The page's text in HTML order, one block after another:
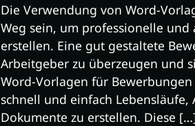
Die Verwendung von Word-
Weg sein, um professionelle
erstellen. Eine gut gestaltete
Arbeitgeber zu überzeugen und
Word-Vorlagen für
schnell und einfach
Dokumente zu erstellen. Diese